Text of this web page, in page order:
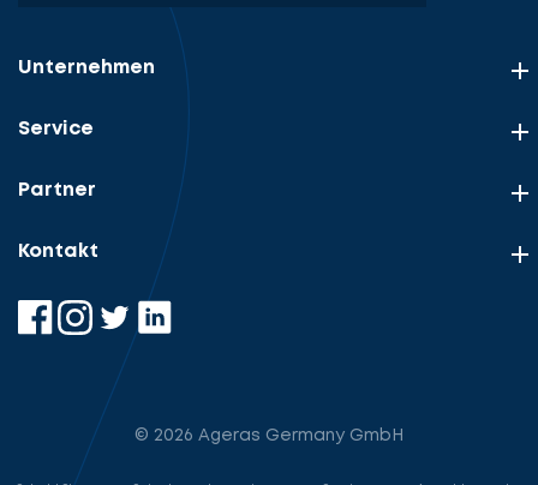
Unternehmen
Service
Partner
Kontakt
© 2026 Ageras Germany GmbH